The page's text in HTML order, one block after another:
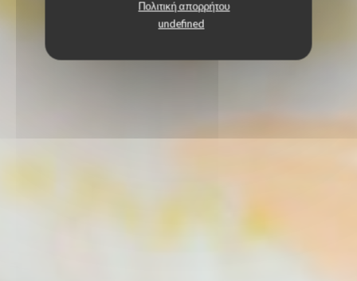
Πολιτική απορρήτου
undefined